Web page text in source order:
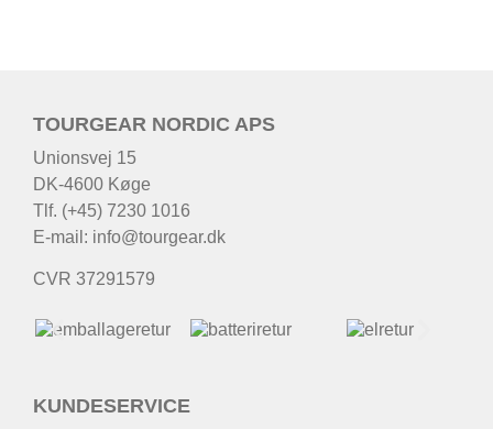
TOURGEAR NORDIC APS
Unionsvej 15
DK-4600 Køge
Tlf. (+45) 7230 1016
E-mail: info@tourgear.dk
CVR 37291579
KUNDESERVICE